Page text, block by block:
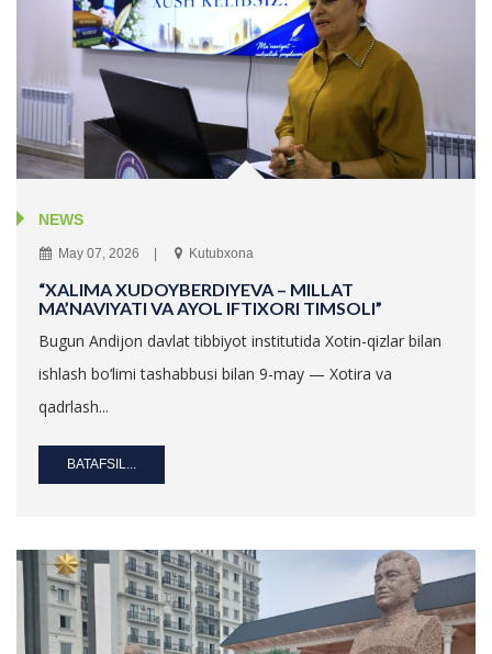
NEWS
May 07, 2026 Kutubxona
“XALIMA XUDOYBERDIYEVA – MILLAT
MA’NAVIYATI VA AYOL IFTIXORI TIMSOLI”
Bugun Andijon davlat tibbiyot institutida Xotin-qizlar bilan
ishlash bo‘limi tashabbusi bilan 9-may — Xotira va
qadrlash...
BATAFSIL...